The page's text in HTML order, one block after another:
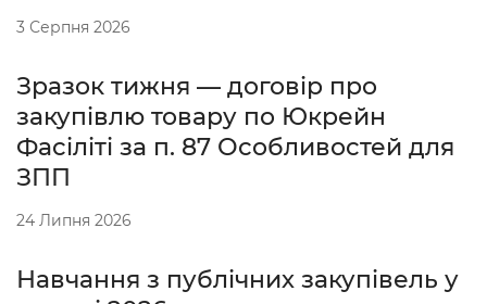
3 Серпня 2026
Зразок тижня — договір про
закупівлю товару по Юкрейн
Фасіліті за п. 87 Особливостей для
ЗПП
24 Липня 2026
Навчання з публічних закупівель у